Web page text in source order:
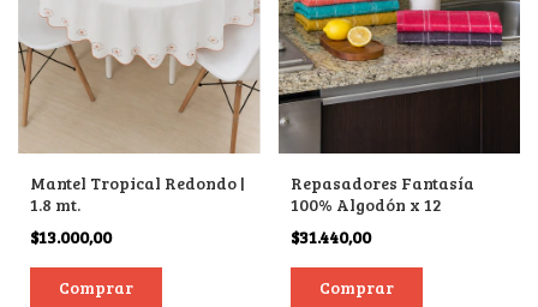
Mantel Tropical Redondo |
1.8 mt.
$13.000,00
Repasadores Fantasía
100% Algodón x 12
$31.440,00